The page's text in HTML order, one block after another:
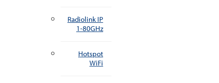
Radiolink IP
1-80GHz
Hotspot
WiFi